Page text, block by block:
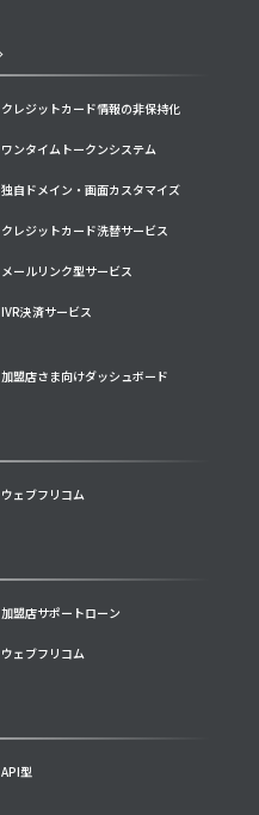
クレジットカード情報の非保持化
ワンタイムトークンシステム
独自ドメイン・画面カスタマイズ
クレジットカード洗替サービス
メールリンク型サービス
IVR決済サービス
加盟店さま向けダッシュボード
ウェブフリコム
加盟店サポートローン
ウェブフリコム
API型